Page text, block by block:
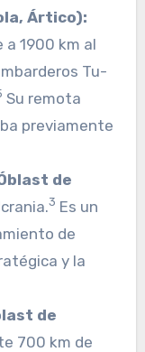
Ártico):
1900 km al
Tu-
Su remota
previamente
de
3 Es un
de
y la
de
700 km de